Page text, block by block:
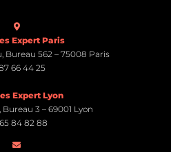
Expert Paris
Bureau 562 – 75008 Paris
66 44 25
Expert Lyon
Bureau 3 – 69001 Lyon
84 82 88